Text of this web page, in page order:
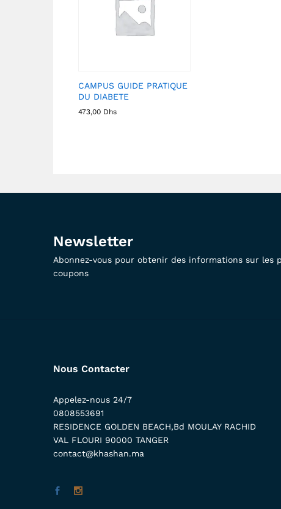
CAMPUS GUIDE PRATIQUE
DU DIABETE
473,00 Dhs
Newsletter
Abonnez-vous pour obtenir des informations sur les
coupons
Nous Contacter
Appelez-nous 24/7
0808553691
RESIDENCE GOLDEN BEACH,Bd MOULAY RACHID
VAL FLOURI 90000 TANGER
contact@khashan.ma